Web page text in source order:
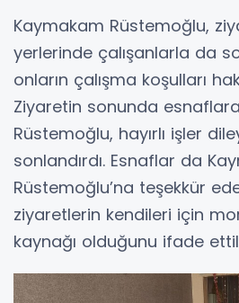
Kaymakam Rüstemoğlu,
yerlerinde çalışanlarla da
onların çalışma koşulları
Ziyaretin sonunda
Rüstemoğlu, hayırlı işler
sonlandırdı. Esnaflar da
Rüstemoğlu’na teşekkür
ziyaretlerin kendileri için
kaynağı olduğunu ifade